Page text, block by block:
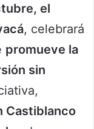
el
, celebrará
promueve la
sin
Castiblanco